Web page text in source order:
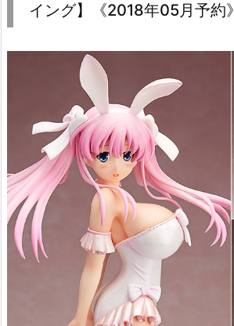
イング】《2018年05月予約》